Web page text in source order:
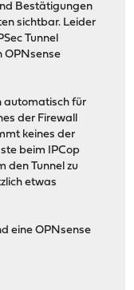
Bestätigungen
sichtbar. Leider
Tunnel
OPNsense
automatisch für
der Firewall
keines der
beim IPCop
den Tunnel zu
etwas
eine OPNsense